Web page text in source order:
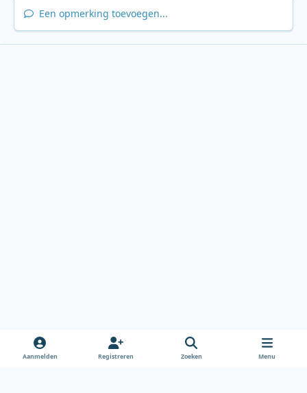
Een opmerking toevoegen...
Aanmelden Registreren Zoeken Menu